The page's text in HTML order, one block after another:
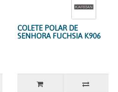
COLETE POLAR DE
SENHORA FUCHSIA K906